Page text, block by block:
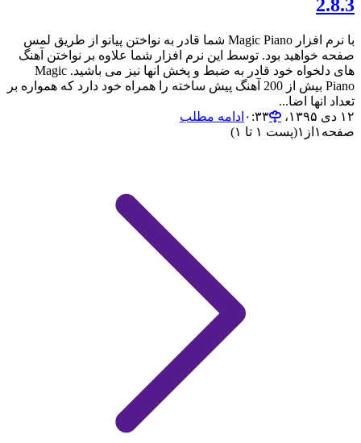
2.8.3
با نرم افزار Magic Piano شما قادر به نواختن پیانو از طریق لمس
صفحه خواهید بود. توسط این نرم افزار شما علاوه بر نواختن آهنگ
های دلخواه خود قادر به ضبط و پخش انها نیز می باشید. Magic
Piano بیش از 200 آهنگ پیش ساخته را همراه خود دارد که همواره بر
تعداد انها اضا...
۱۲ دی ۱۳۹۵،‏ ۰:۳۳
ادامه مطلب
صفحه ۱ از ۱(پست ۱ تا ۱)